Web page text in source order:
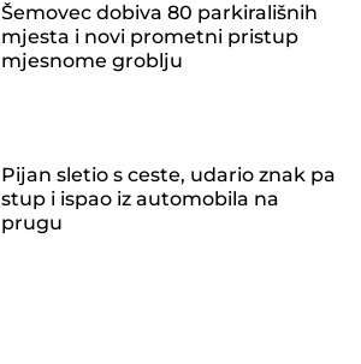
Šemovec dobiva 80 parkirališnih
mjesta i novi prometni pristup
mjesnome groblju
Pijan sletio s ceste, udario znak pa
stup i ispao iz automobila na
prugu